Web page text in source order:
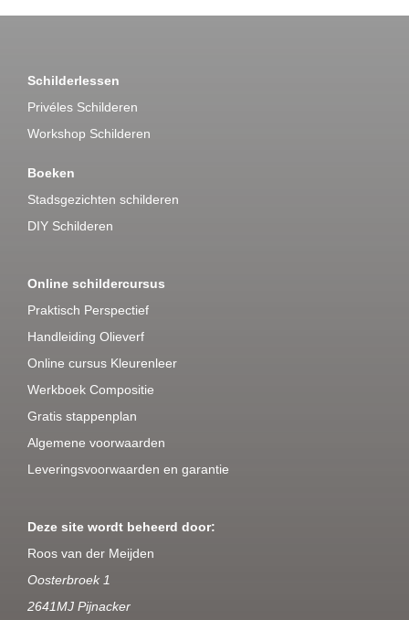
Schilderlessen
Privéles Schilderen
Workshop Schilderen
Boeken
Stadsgezichten schilderen
DIY Schilderen
Online schildercursus
Praktisch Perspectief
Handleiding Olieverf
Online cursus Kleurenleer
Werkboek Compositie
Gratis stappenplan
Algemene voorwaarden
Leveringsvoorwaarden en garantie
Deze site wordt beheerd door:
Roos van der Meijden
Oosterbroek 1
2641MJ Pijnacker